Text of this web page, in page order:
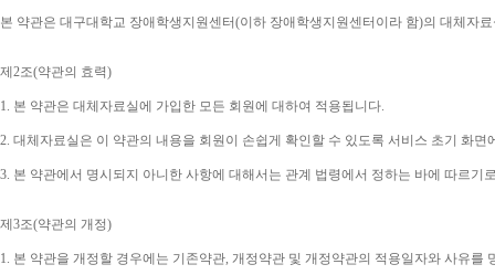
본 약관은 대구대학교 장애학생지원센터(이하 장애학생지원센터이라 함)의 대체자
제 2조(약관의 효력)
1. 본 약관은 대체자료실에 가입한 모든 회원에 대하여 적용됩니다.
2. 대체자료실은 이 약관의 내용을 회원이 손쉽게 확인할 수 있도록 서비스 초기 화면
3. 본 약관에서 명시되지 아니한 사항에 대해서는 관계 법령에서 정하는 바에 따르기
제 3조(약관의 개정)
1. 본 약관을 개정할 경우에는 기존약관, 개정약관 및 개정약관의 적용일자와 사유를